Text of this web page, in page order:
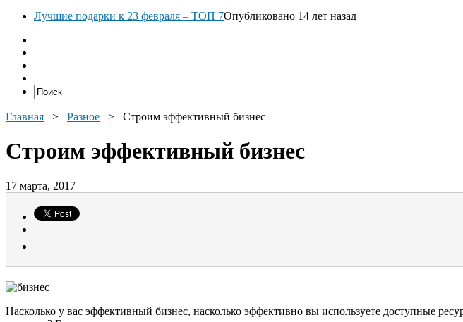
Лучшие подарки к 23 февраля – ТОП 7Опубликовано 14 лет назад
Главная > Разное > Строим эффективный бизнес
Строим эффективный бизнес
17 марта, 2017
Насколько у вас эффективный бизнес, насколько эффективно вы используете доступные